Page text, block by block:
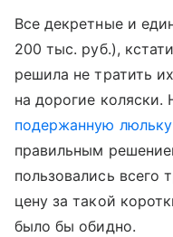
Все декретные и
200 тыс. руб.),
решила не тратить
на дорогие
подержанную люльку
правильным
пользовались всего
цену за такой
было бы обидно.